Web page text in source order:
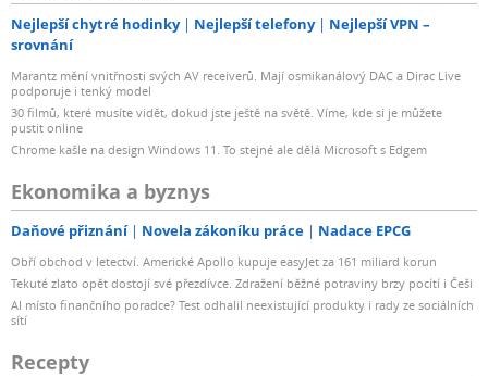
Nejlepší chytré hodinky Nejlepší telefony
Nejlepší VPN –
srovnání
Marantz mění vnitřnosti svých AV receiverů. Mají osmikanálový DAC a Dirac Live
podporuje i tenký model
30 filmů, které musíte vidět, dokud jste ještě na světě. Víme, kde si je můžete
pustit online
Chrome kašle na design Windows 11. To stejné ale dělá Microsoft s Edgem
Ekonomika a byznys
Daňové přiznání Novela zákoníku práce Nadace EPCG
Obří obchod v letectví. Americké Apollo kupuje easyJet za 161 miliard korun
Tekuté zlato opět dostojí své přezdívce. Zdražení běžné potraviny brzy pocítí i Češi
AI místo finančního poradce? Test odhalil neexistující produkty i rady ze sociálních
sítí
Recepty